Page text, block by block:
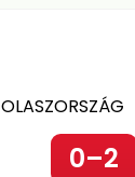
OLASZORSZÁG
0–2